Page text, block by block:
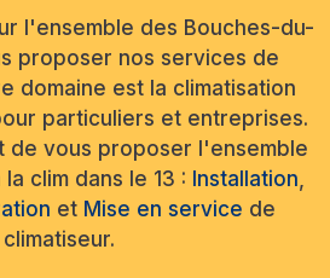
l'ensemble des Bouches-du-
proposer nos services de
domaine est la climatisation
particuliers et entreprises.
de vous proposer l'ensemble
clim dans le 13 : Installation
et Mise en service de
climatiseur.